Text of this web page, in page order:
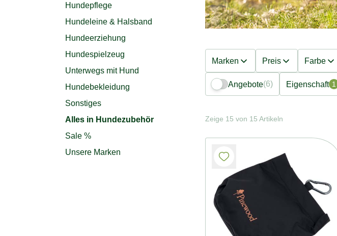
Hundepflege
Hundeleine & Halsband
Hundeerziehung
Hundespielzeug
Unterwegs mit Hund
Hundebekleidung
Sonstiges
Alles in Hundezubehör
Sale %
Unsere Marken
Marken Preis Farbe
Angebote(6) Eigenschaft 1
Zeige 15 von 15 Artikeln